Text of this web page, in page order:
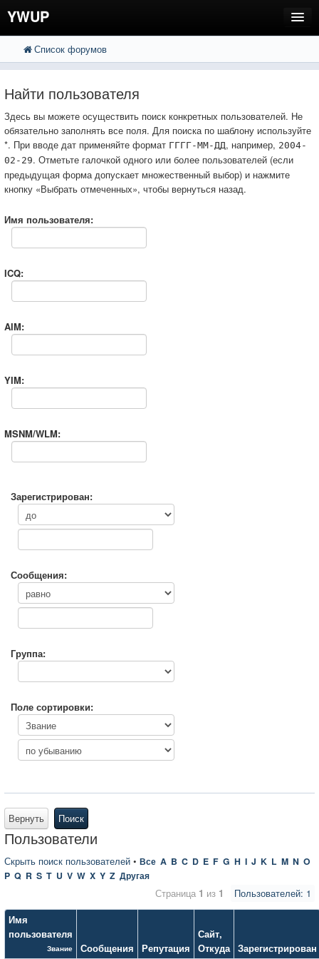
YWUP
FAQ
Вход
Список форумов
Найти пользователя
Здесь вы можете осуществить поиск конкретных пользователей. Не
обязательно заполнять все поля. Для поиска по шаблону используйте
*. При вводе дат применяйте формат ГГГГ-ММ-ДД, например, 2004-
02-29. Отметьте галочкой одного или более пользователей (если
предыдущая форма допускает множественный выбор) и нажмите
кнопку «Выбрать отмеченных», чтобы вернуться назад.
Имя пользователя:
ICQ:
AIM:
YIM:
MSNM/WLM:
Зарегистрирован:
Сообщения:
Группа:
Поле сортировки:
Вернуть Поиск
Пользователи
Скрыть поиск пользователей • Все A B C D E F G H I J K L M N O
P Q R S T U V W X Y Z Другая
Пользователей: 1
Страница 1 из 1
Имя
пользователя
Звание Сообщения Репутация
Сайт,
Откуда Зарегистрирован